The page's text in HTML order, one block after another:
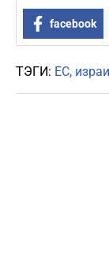
facebook
ТЭГИ: ЕС